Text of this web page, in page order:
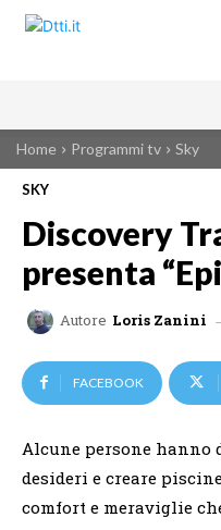
Home Programmi tv Sky
SKY
Discovery
presenta
Autore Loris Zanini
FACEBOOK
Alcune persone hanno
desideri e creare
comfort e meraviglie